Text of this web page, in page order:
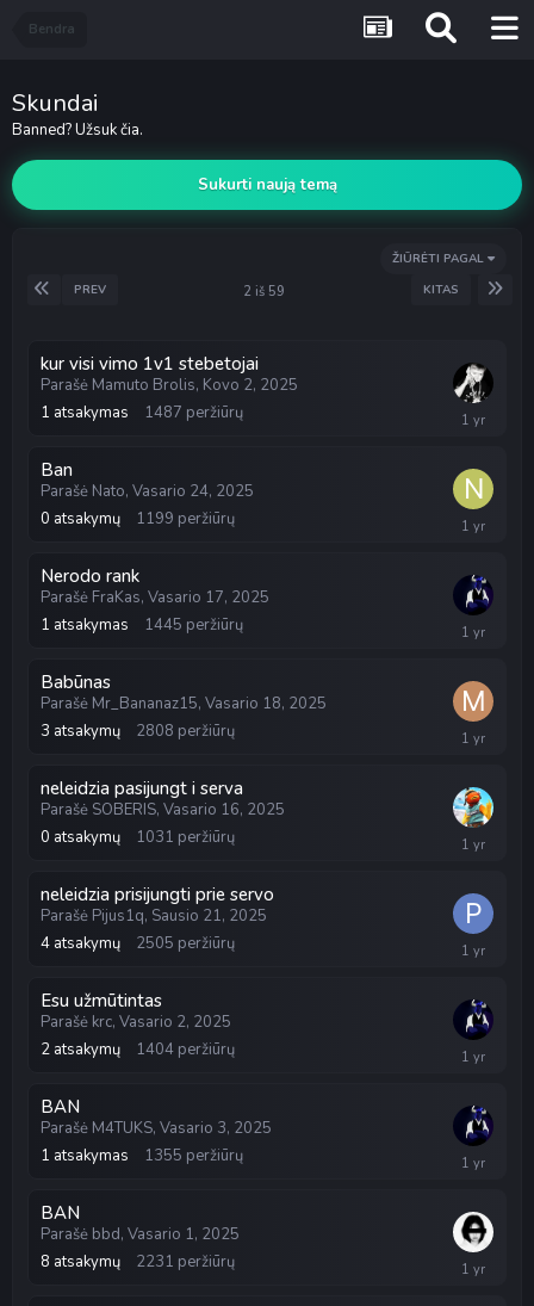
Bendra
Skundai
Banned? Užsuk čia.
Sukurti naują temą
ŽIŪRĖTI PAGAL
PREV
KITAS
2 iš 59
kur visi vimo 1v1 stebetojai
Parašė Mamuto Brolis, Kovo 2, 2025
1 atsakymas 1487 peržiūrų
Kovo
Ban
Parašė Nato, Vasario 24, 2025
0 atsakymų 1199 peržiūrų
Vasario
Nerodo rank
Parašė FraKas, Vasario 17, 2025
1 atsakymas 1445 peržiūrų
Vasario
Babūnas
Parašė Mr_Bananaz15, Vasario 18, 2025
3 atsakymų 2808 peržiūrų
Vasario
neleidzia pasijungt i serva
Parašė SOBERIS, Vasario 16, 2025
0 atsakymų 1031 peržiūrų
Vasario
neleidzia prisijungti prie servo
Parašė Pijus1q, Sausio 21, 2025
4 atsakymų 2505 peržiūrų
Vasario
Esu užmūtintas
Parašė krc, Vasario 2, 2025
2 atsakymų 1404 peržiūrų
Vasario
BAN
Parašė M4TUKS, Vasario 3, 2025
1 atsakymas 1355 peržiūrų
Vasario
BAN
Parašė bbd, Vasario 1, 2025
8 atsakymų 2231 peržiūrų
Vasario